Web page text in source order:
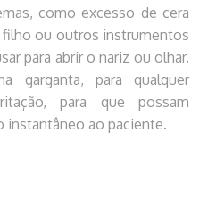
como excesso de cera
ou outros instrumentos
para abrir o nariz ou olhar.
garganta, para qualquer
para que possam
instantâneo ao paciente.